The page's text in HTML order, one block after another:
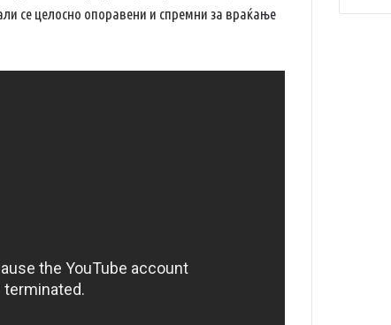
се целосно опоравени и спремни за враќање